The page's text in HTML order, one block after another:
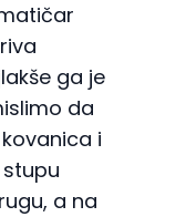
ga je
da
i
a na